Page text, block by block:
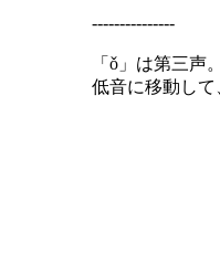
---------------
「ǒ」は第三声
低音に移動して